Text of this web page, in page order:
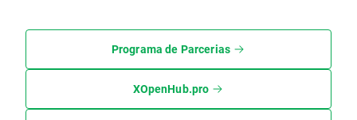
Programa de Parcerias
XOpenHub.pro